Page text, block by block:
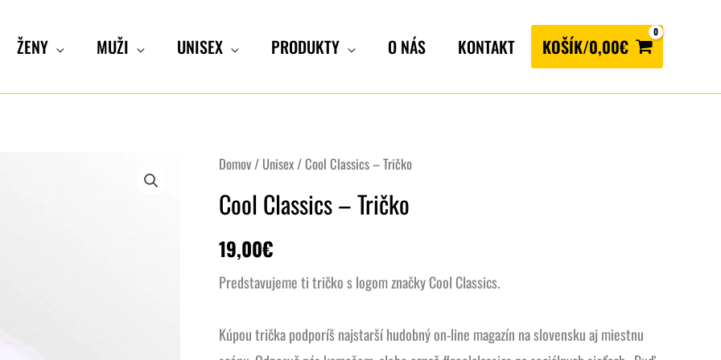
ŽENY MUŽI UNISEX PRODUKTY O NÁS KONTAKT KOŠÍK/0,00€
Domov/ Unisex/ Cool Classics – Tričko
Cool Classics – Tričko
19,00€
Predstavujeme ti tričko s logom značky Cool Classics.
Kúpou trička podporíš najstarší hudobný on-line magazín na slovensku aj miestnu
množstvo
Cool
Classics
-